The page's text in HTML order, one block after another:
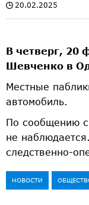
20.02.2025
В четверг, 20
Шевченко в
Местные
автомобиль.
По сообщению
не
следственно-
НОВОСТИ